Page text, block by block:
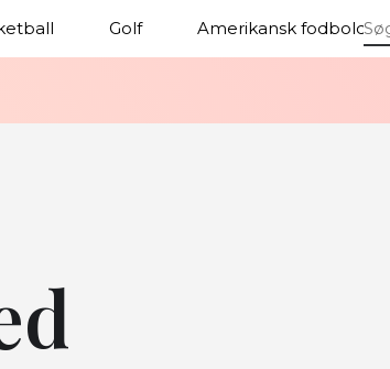
Golf Amerikansk fodbold